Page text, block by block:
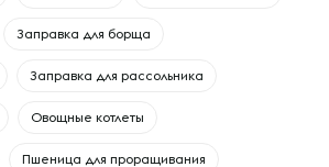
Заправка для борща
Заправка для рассольника
Овощные котлеты
Пшеница для проращивания